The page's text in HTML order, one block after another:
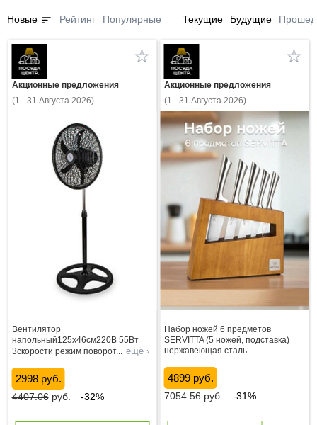
Новые sort Рейтинг Популярные Текущие Будущие
Акционные предложения
(1 - 31 Августа 2026)
Вентилятор
напольный125х46см220В 55Вт
3скорости режим поворот... ещё ›
2998 руб.
4407.06руб. -32%
Акционные предложения
(1 - 31 Августа 2026)
Набор ножей 6 предметов
SERVITTA (5 ножей, подставка)
нержавеющая сталь
4899 руб.
7054.56руб. -31%